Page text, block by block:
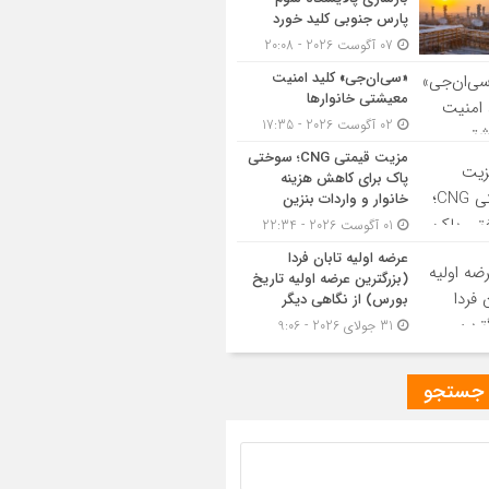
پارس جنوبی کلید خورد
«سی‌ان‌جی» کلید امنیت
معیشتی خانوارها
مزیت قیمتی CNG؛ سوختی
پاک برای کاهش هزینه
خانوار و واردات بنزین
عرضه اولیه تابان فردا
(بزرگترین عرضه اولیه تاریخ
بورس) از نگاهی دیگر
جستجو